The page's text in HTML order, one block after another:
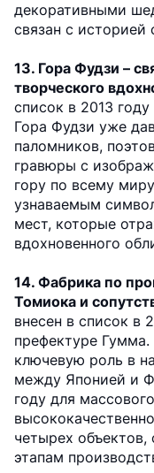
декоративными
связан с историей
13. Гора Фудзи –
творческого
список в 2013
Гора Фудзи уже
паломников,
гравюры с
гору по всему
узнаваемым
мест, которые
вдохновенного
14. Фабрика по
Томиока и
внесен в список в
префектуре
ключевую роль в
между Японией и
году для
четырех
этапам